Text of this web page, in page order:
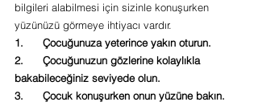
bilgileri alabilmesi için sizinle konuşurken
yüzünüzü görmeye ihtiyacı vardır.
1.      Çocuğunuza yeterince yakın oturun.
2.      Çocuğunuzun gözlerine kolaylıkla
bakabileceğiniz seviyede olun.
3.      Çocuk konuşurken onun yüzüne bakın.